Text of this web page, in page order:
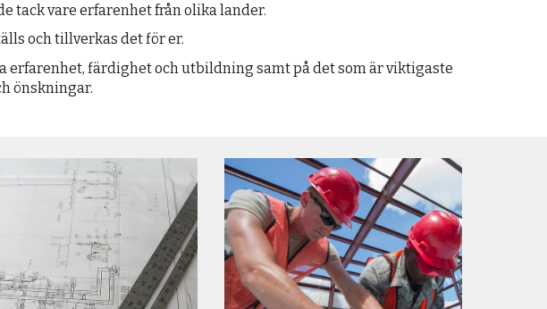
tack vare erfarenhet från olika lander.
och tillverkas det för er.
erfarenhet, färdighet och utbildning samt på det som är viktigaste
önskningar.